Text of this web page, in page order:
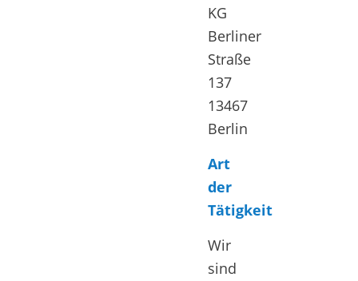
KG
Berliner
Straße
137
13467
Berlin
Art
der
Tätigkeit
Wir
sind